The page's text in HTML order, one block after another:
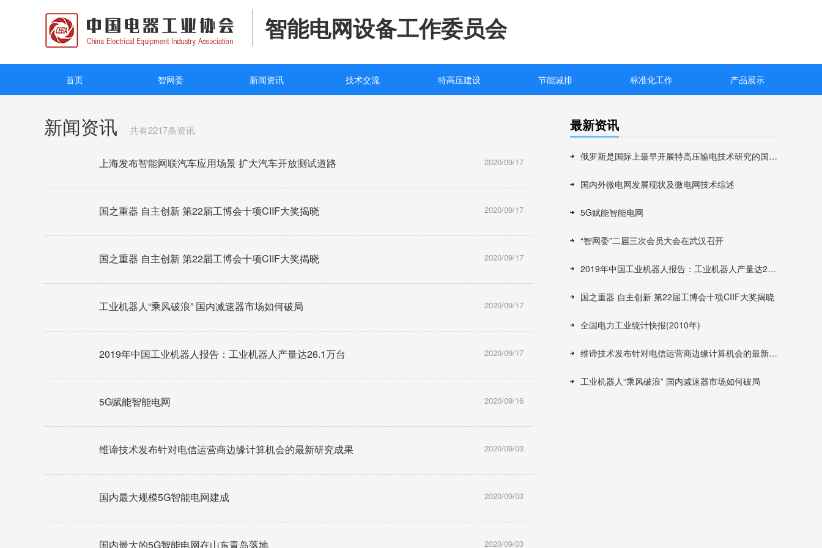
智能电网设备工作委员会
首页 智网委 新闻资讯 技术交流 特高压建设 节能减排 标准化工作 产品展示
新闻资讯 共有2217条资讯
上海发布智能网联汽车应用场景 扩大汽车开放测试道路 2020/09/17
国之重器 自主创新 第22届工博会十项CIIF大奖揭晓 2020/09/17
国之重器 自主创新 第22届工博会十项CIIF大奖揭晓 2020/09/17
工业机器人“乘风破浪” 国内减速器市场如何破局 2020/09/17
2019年中国工业机器人报告：工业机器人产量达26.1万台 2020/09/17
5G赋能智能电网 2020/09/16
维谛技术发布针对电信运营商边缘计算机会的最新研究成果 2020/09/03
国内最大规模5G智能电网建成 2020/09/03
国内最大的5G智能电网在山东青岛落地 2020/09/03
最新资讯
俄罗斯是国际上最早开展特高压输电技术研究的国家之一
国内外微电网发展现状及微电网技术综述
5G赋能智能电网
“智网委”二届三次会员大会在武汉召开
2019年中国工业机器人报告：工业机器人产量达26.1万台
国之重器 自主创新 第22届工博会十项CIIF大奖揭晓
全国电力工业统计快报(2010年)
维谛技术发布针对电信运营商边缘计算机会的最新研究成果
工业机器人“乘风破浪” 国内减速器市场如何破局